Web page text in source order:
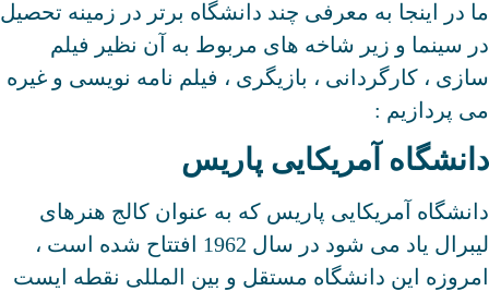
ما در اینجا به معرفی چند دانشگاه برتر در زمینه تحصیل
در سینما و زیر شاخه های مربوط به آن نظیر فیلم
سازی ، کارگردانی ، بازیگری ، فیلم نامه نویسی و غیره
می پردازیم :
دانشگاه آمریکایی پاریس
دانشگاه آمریکایی پاریس که به عنوان کالج هنرهای
لیبرال یاد می شود در سال 1962 افتتاح شده است ،
امروزه این دانشگاه مستقل و بین المللی نقطه ایست